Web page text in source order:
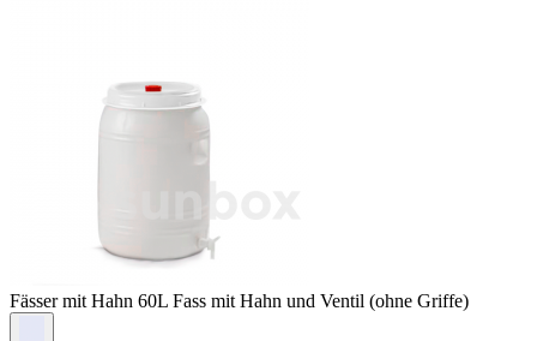
Fässer mit Hahn 60L Fass mit Hahn und Ventil (ohne Griffe)